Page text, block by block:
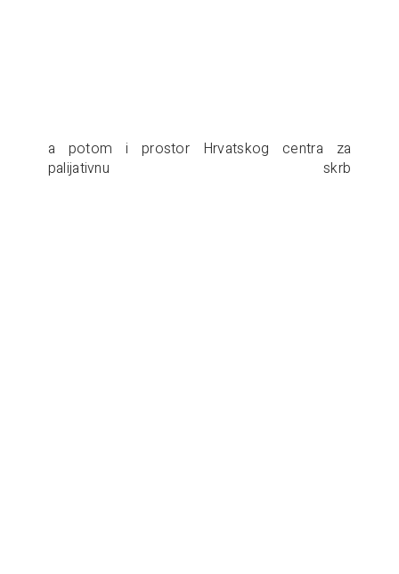
a potom i prostor Hrvatskog centra za
palijativnu skrb